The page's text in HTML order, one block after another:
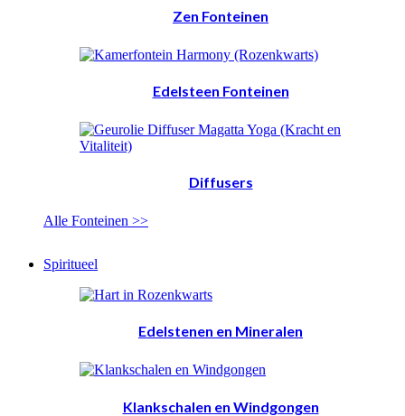
Zen Fonteinen
Edelsteen Fonteinen
Diffusers
Alle Fonteinen >>
Spiritueel
Edelstenen en Mineralen
Klankschalen en Windgongen